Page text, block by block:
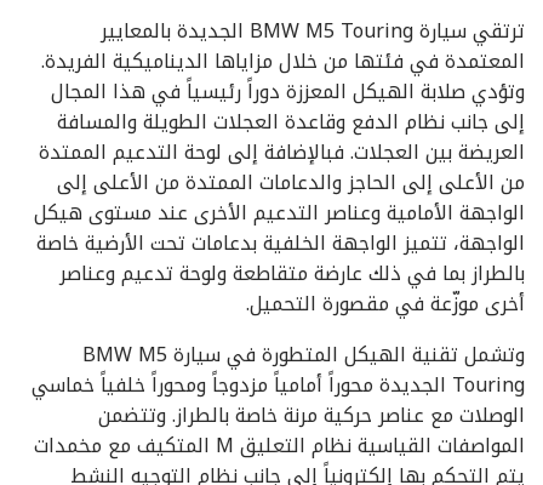
ترتقي سيارة BMW M5 Touring الجديدة بالمعايير
المعتمدة في فئتها من خلال مزاياها الديناميكية الفريدة.
وتؤدي صلابة الهيكل المعززة دوراً رئيسياً في هذا المجال
إلى جانب نظام الدفع وقاعدة العجلات الطويلة والمسافة
العريضة بين العجلات. فبالإضافة إلى لوحة التدعيم الممتدة
من الأعلى إلى الحاجز والدعامات الممتدة من الأعلى إلى
الواجهة الأمامية وعناصر التدعيم الأخرى عند مستوى هيكل
الواجهة، تتميز الواجهة الخلفية بدعامات تحت الأرضية خاصة
بالطراز بما في ذلك عارضة متقاطعة ولوحة تدعيم وعناصر
أخرى موزّعة في مقصورة التحميل.
وتشمل تقنية الهيكل المتطورة في سيارة BMW M5
Touring الجديدة محوراً أمامياً مزدوجاً ومحوراً خلفياً خماسي
الوصلات مع عناصر حركية مرنة خاصة بالطراز. وتتضمن
المواصفات القياسية نظام التعليق M المتكيف مع مخمدات
يتم التحكم بها إلكترونياً إلى جانب نظام التوجيه النشط